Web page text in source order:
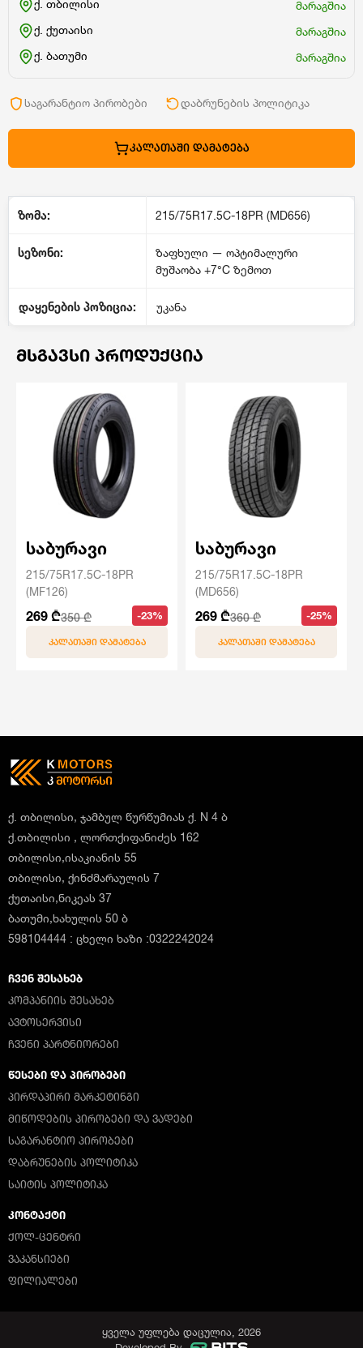
ქ. თბილისი
მარაგშია
ქ. ქუთაისი
მარაგშია
ქ. ბათუმი
მარაგშია
საგარანტიო პირობები დაბრუნების პოლიტიკა
ᲙᲐᲚᲐᲗᲐᲨᲘ ᲓᲐᲛᲐᲢᲔᲑᲐ
ზომა: 215/75R17.5C-18PR (MD656)
სეზონი:
ზაფხული — ოპტიმალური
მუშაობა +7°C ზემოთ
დაყენების პოზიცია: უკანა
ᲛᲡᲒᲐᲕᲡᲘ ᲞᲠᲝᲓᲣᲥᲪᲘᲐ
საბურავი
215/75R17.5C-18PR
(MF126)
269 ₾350 ₾ -23%
ᲙᲐᲚᲐᲗᲐᲨᲘ ᲓᲐᲛᲐᲢᲔᲑᲐ
საბურავი
215/75R17.5C-18PR
(MD656)
269 ₾360 ₾ -25%
ᲙᲐᲚᲐᲗᲐᲨᲘ ᲓᲐᲛᲐᲢᲔᲑᲐ
ქ. თბილისი, ჯამბულ წურწუმიას ქ. N 4 ბ
ქ.თბილისი , ლორთქიფანიძეს 162
თბილისი,ისაკიანის 55
თბილისი, ქინძმარაულის 7
ქუთაისი,ნიკეას 37
ბათუმი,ხახულის 50 ბ
598104444 : ცხელი ხაზი :0322242024
ᲩᲕᲔᲜ ᲨᲔᲡᲐᲮᲔᲑ
ᲙᲝᲛᲞᲐᲜᲘᲘᲡ ᲨᲔᲡᲐᲮᲔᲑ
ᲐᲕᲢᲝᲡᲔᲠᲕᲘᲡᲘ
ᲩᲕᲔᲜᲘ ᲞᲐᲠᲢᲜᲘᲝᲠᲔᲑᲘ
ᲬᲔᲡᲔᲑᲘ ᲓᲐ ᲞᲘᲠᲝᲑᲔᲑᲘ
ᲞᲘᲠᲓᲐᲞᲘᲠᲘ ᲛᲐᲠᲙᲔᲢᲘᲜᲒᲘ
ᲛᲘᲬᲝᲓᲔᲑᲘᲡ ᲞᲘᲠᲝᲑᲔᲑᲘ ᲓᲐ ᲕᲐᲓᲔᲑᲘ
ᲡᲐᲒᲐᲠᲐᲜᲢᲘᲝ ᲞᲘᲠᲝᲑᲔᲑᲘ
ᲓᲐᲑᲠᲣᲜᲔᲑᲘᲡ ᲞᲝᲚᲘᲢᲘᲙᲐ
ᲡᲐᲘᲢᲘᲡ ᲞᲝᲚᲘᲢᲘᲙᲐ
ᲙᲝᲜᲢᲐᲥᲢᲘ
ᲥᲝᲚ-ᲪᲔᲜᲢᲠᲘ
ᲕᲐᲙᲐᲜᲡᲘᲔᲑᲘ
ᲤᲘᲚᲘᲐᲚᲔᲑᲘ
ყველა უფლება დაცულია, 2026